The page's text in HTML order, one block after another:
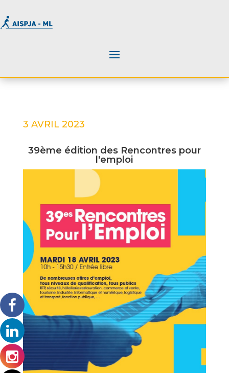
3 AVRIL 2023
39ème édition des Rencontres pour
l'emploi